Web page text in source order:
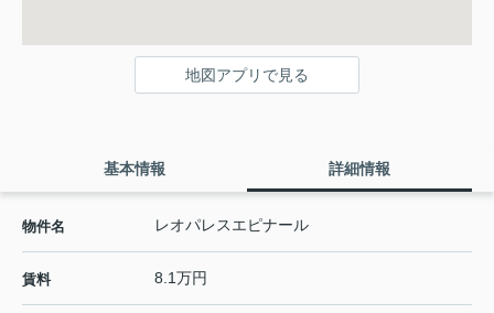
地図アプリで見る
基本情報 詳細情報
物件名 レオパレスエピナール
賃料 8.1万円